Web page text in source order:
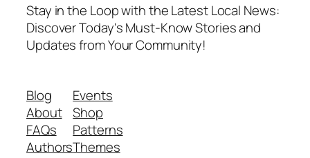
Stay in the Loop with the Latest Local News:
Discover Today's Must-Know Stories and
Updates from Your Community!
Blog
About
FAQs
Authors
Events
Shop
Patterns
Themes